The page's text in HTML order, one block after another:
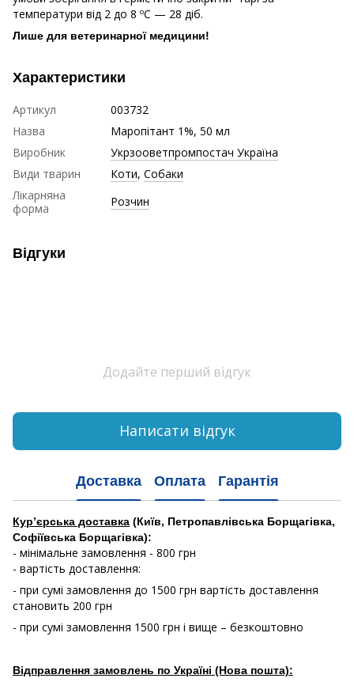
температури від 2 до 8 ºС — 28 діб.
Лише для ветеринарної медицини!
Характеристики
Артикул
003732
Назва
Маропітант 1%, 50 мл
Виробник
Укрзооветпромпостач Україна
Види тварин
Коти, Собаки
Лікарняна
форма
Розчин
Відгуки
Додайте перший відгук
Написати відгук
Доставка Оплата Гарантія
Кур’єрська доставка (Київ, Петропавлівська Борщагівка,
Софіївська Борщагівка):
- мінімальне замовлення - 800 грн
- вартість доставлення:
- при сумі замовлення до 1500 грн вартість доставлення
становить 200 грн
- при сумі замовлення 1500 грн і вище – безкоштовно
Відправлення замовлень по Україні (Нова пошта):